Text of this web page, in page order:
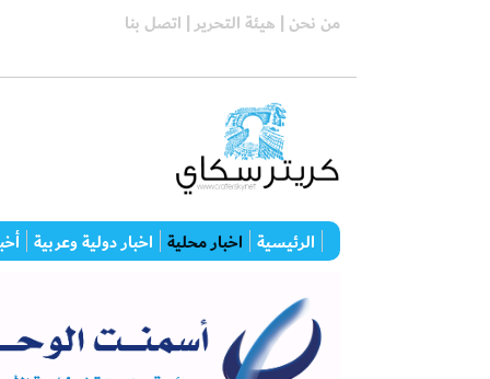
من نحن | هيئة التحرير | اتصل بنا
الرئيسية اخبار محلية اخبار دولية وعربية